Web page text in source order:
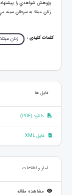
پژوهش شواهدي را
زنان مبتلا به سرطان سینه
کلمات کلیدی : زنان
فایل ها
دانلود (PDF)
فایل XML
آمار و اطلاعات
مشاهده مقاله